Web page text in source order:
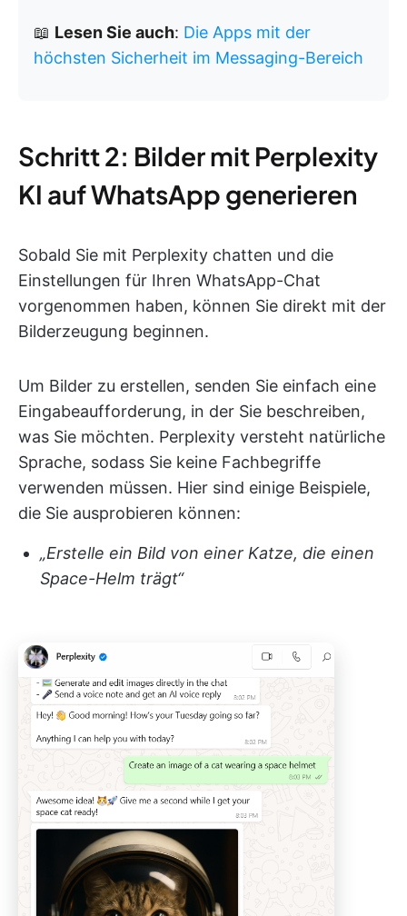
📖 Lesen Sie auch: Die Apps mit der
höchsten Sicherheit im Messaging-Bereich
Schritt 2: Bilder mit Perplexity
KI auf WhatsApp generieren
Sobald Sie mit Perplexity chatten und die
Einstellungen für Ihren WhatsApp-Chat
vorgenommen haben, können Sie direkt mit der
Bilderzeugung beginnen.
Um Bilder zu erstellen, senden Sie einfach eine
Eingabeaufforderung, in der Sie beschreiben,
was Sie möchten. Perplexity versteht natürliche
Sprache, sodass Sie keine Fachbegriffe
verwenden müssen. Hier sind einige Beispiele,
die Sie ausprobieren können:
„Erstelle ein Bild von einer Katze, die einen
Space-Helm trägt“